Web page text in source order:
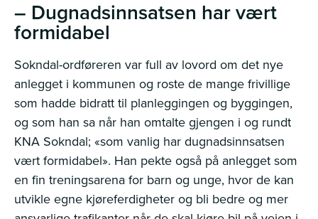
– Dugnadsinnsatsen har vært
formidabel
Sokndal-ordføreren var full av lovord om det nye
anlegget i kommunen og roste de mange frivillige
som hadde bidratt til planleggingen og byggingen,
og som han sa når han omtalte gjengen i og rundt
KNA Sokndal; «som vanlig har dugnadsinnsatsen
vært formidabel». Han pekte også på anlegget som
en fin treningsarena for barn og unge, hvor de kan
utvikle egne kjøreferdigheter og bli bedre og mer